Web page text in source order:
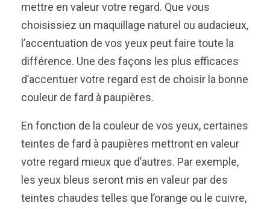
mettre en valeur votre regard. Que vous
choisissiez un maquillage naturel ou audacieux,
l’accentuation de vos yeux peut faire toute la
différence. Une des façons les plus efficaces
d’accentuer votre regard est de choisir la bonne
couleur de fard à paupières.
En fonction de la couleur de vos yeux, certaines
teintes de fard à paupières mettront en valeur
votre regard mieux que d’autres. Par exemple,
les yeux bleus seront mis en valeur par des
teintes chaudes telles que l’orange ou le cuivre,